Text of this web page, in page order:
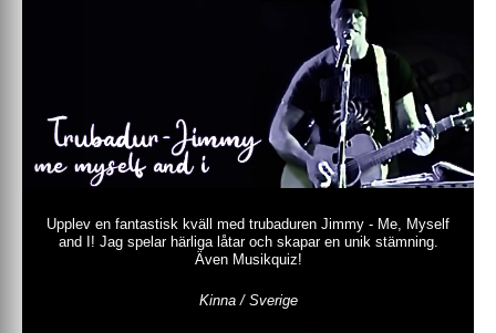
Upplev en fantastisk kväll med trubaduren Jimmy - Me, Myself
and I! Jag spelar härliga låtar och skapar en unik stämning.
Även Musikquiz!
Kinna / Sverige